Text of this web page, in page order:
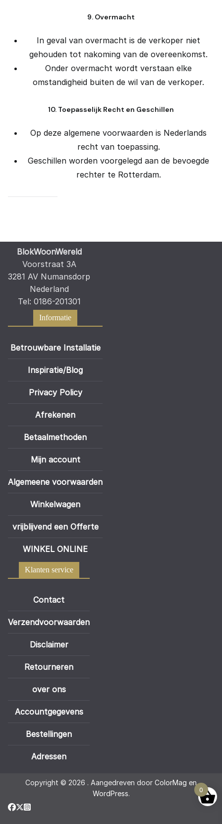
9. Overmacht
In geval van overmacht is de verkoper niet
gehouden tot nakoming van de overeenkomst.
Onder overmacht wordt verstaan elke
omstandigheid buiten de wil van de verkoper.
10. Toepasselijk Recht en Geschillen
Op deze algemene voorwaarden is Nederlands
recht van toepassing.
Geschillen worden voorgelegd aan de bevoegde
rechter te Rotterdam.
BlokWoonWereld
Voorstraat 3A
3281 AV Numansdorp
Nederland
Tel: 0186-201301
Informatie
Betrouwbare Installatie
Inspiratie/Blog
Privacy Policy
Afrekenen
Betaalmethoden
Mijn account
Algemeene voorwaarden
Winkelwagen
vrijblijvend een Offerte
WINKEL ONLINE
Klanten service
Contact
Verzendvoorwaarden
Disclaimer
Retourneren
over ons
Accountgegevens
Bestellingen
Adressen
Copyright © 2026 . Aangedreven door ColorMag en
WordPress. 0